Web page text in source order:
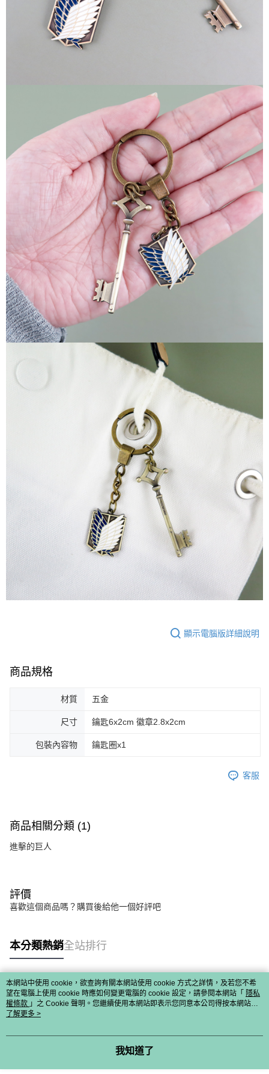
顯示電腦版詳細說明
商品規格
材質 五金
尺寸 鑰匙6x2cm 徽章2.8x2cm
包裝內容物 鑰匙圈x1
客服
商品相關分類 (1)
進擊的巨人
評價
喜歡這個商品嗎？購買後給他一個好評吧
本分類熱銷全站排行
熱門標籤
本網站中使用 cookie，欲查詢有關本網站使用 cookie 方式之詳情，及若您不希
望在電腦上使用 cookie 時應如何變更電腦的 cookie 設定，請參閱本網站「 隱私
權條款 」之 Cookie 聲明。您繼續使用本網站即表示您同意本公司得按本網站使
用條款之 Cookie 聲明使用 cookie。
了解更多 >
我知道了